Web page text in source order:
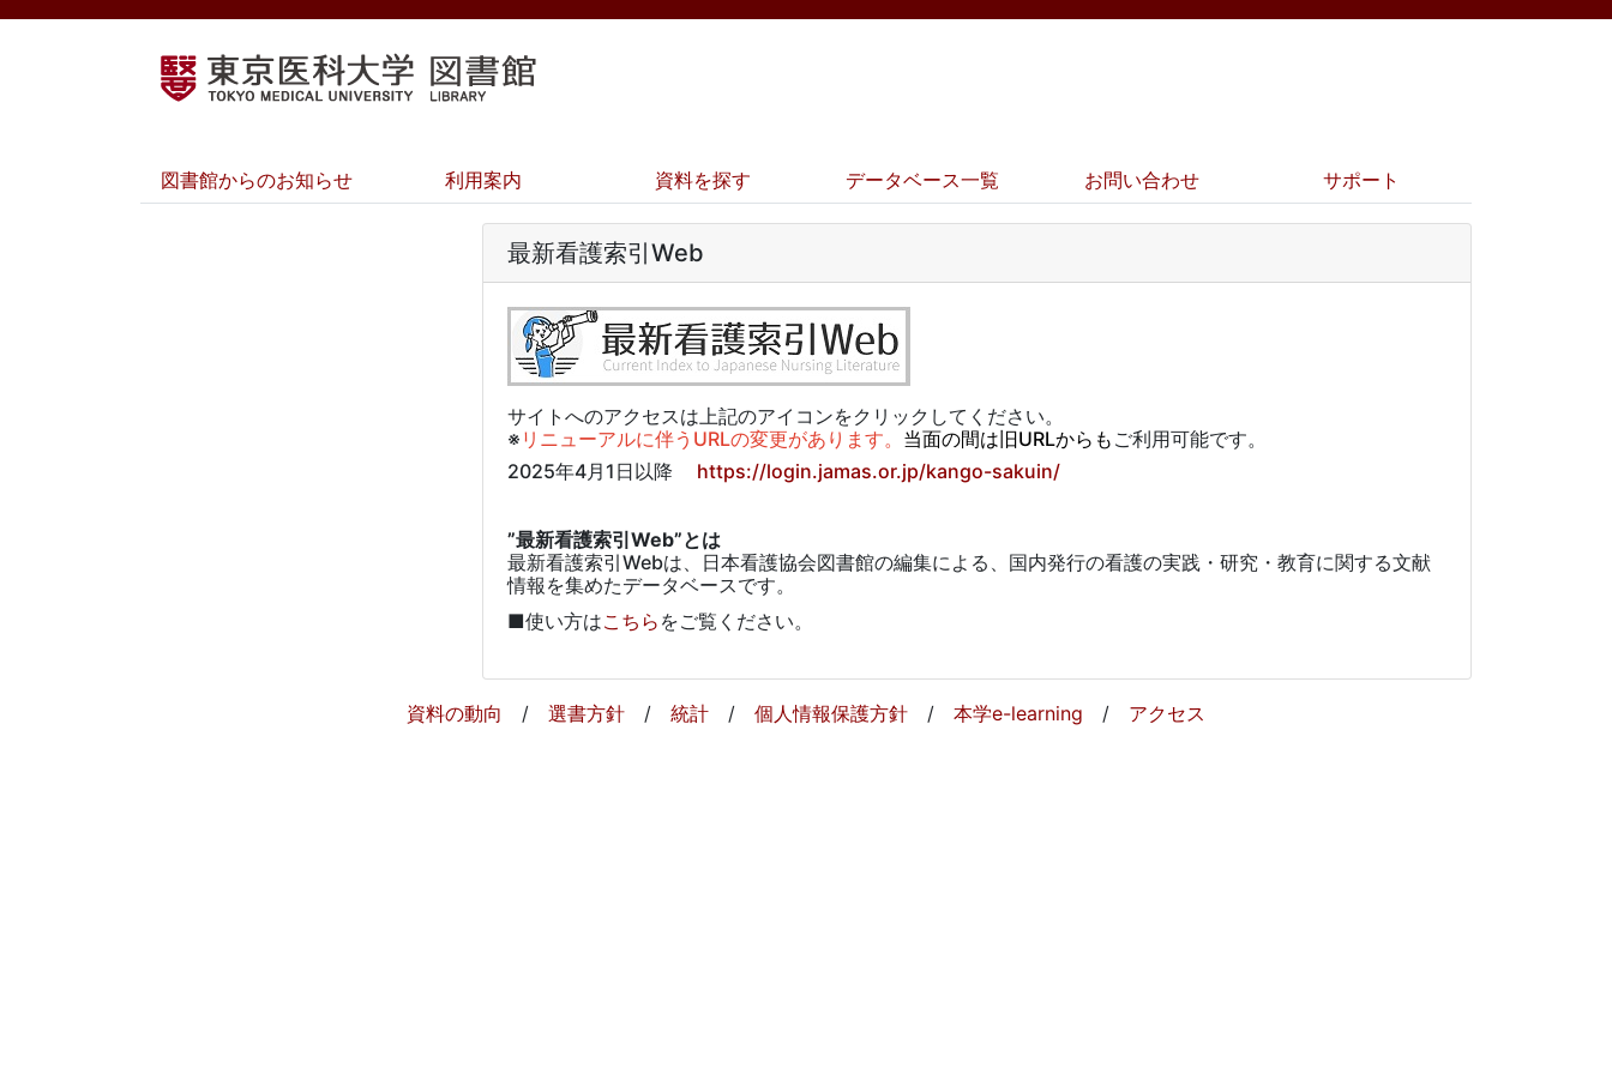
図書館からのお知らせ 利用案内 資料を探す データベース一覧 お問い合わせ サポート
最新看護索引Web
サイトへのアクセスは上記のアイコンをクリックしてください。
※ リニューアルに伴うURLの変更があります。 当面の間は旧URLからも ご利用可能です。
2025年4月1日以降 https://login.jamas.or.jp/kango-sakuin/
”最新看護索引Web”とは
最新看護索引Webは、日本看護協会図書館の編集による、国内発行の看護の実践・研究・教育に関する文献
情報を集めたデータベースです。
■使い方はこちら をご覧ください。
資料の動向 / 選書方針 / 統計 / 個人情報保護方針 / 本学e-learning / アクセス